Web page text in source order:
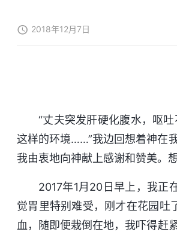
2018年12月7日
“丈夫突发肝硬化腹水，呕
这样的环境……”我边回想着神在
我由衷地向神献上感谢和赞美。
2017年1月20日早上，我正
觉胃里特别难受，刚才在花园吐
血，随即便栽倒在地，我吓得赶